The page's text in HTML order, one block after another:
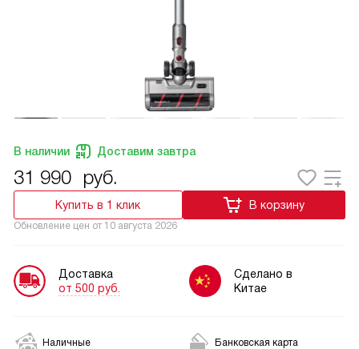
В наличии Доставим завтра
31 990 руб.
Купить в 1 клик В корзину
Обновление цен от 10 августа 2026
Доставка
от 500 руб.
Сделано в
Китае
Наличные Банковская карта